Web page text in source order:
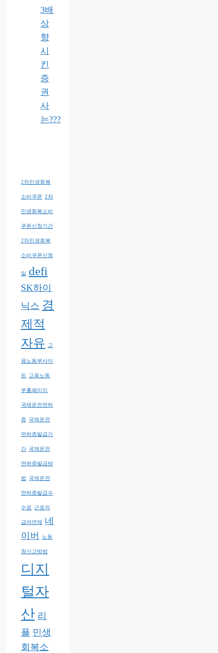
3배
상
향
시
킨
증
권
사
는???
2차민생회복
소비쿠폰 2차
민생회복소비
쿠폰신청기간
2차민생회복
소비쿠폰신청
일 defi
SK하이
닉스 경
제적
자유
고
용노동부사이
트 고용노동
부홈페이지
국제운전면허
증 국제운전
면허증발급기
간 국제운전
면허증발급방
법 국제운전
면허증발급수
수료 근로자
급여연체
네
이버
노동
청신고방법
디지
털자
산 리
플 민생
회복소